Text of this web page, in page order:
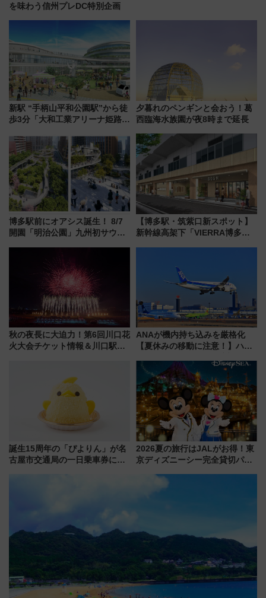
を味わう信州プレDC特別企画
新駅 “手柄山平和公園駅”から徒
歩3分「大和工業アリーナ姫路」
大相撲巡業など 豪華イベントと
アクセス
夕暮れのペンギンと会おう！葛
西臨海水族園が夜8時まで延長
博多駅前にオアシス誕生！ 8/7
開園「明治公園」九州初サウナ
はどう変わる？
【博多駅・筑紫口新スポット】
新幹線高架下「VIERRA博多テ
通り」も一新
秋の夜長に大迫力！第6回川口花
火大会チケット情報＆川口駅か
ANAが機内持ち込みを厳格化
【夏休みの移動に注意！】ハン
「身の回り品」新サイズ制限
(40×30×20cm)おさらい
誕生15周年の「ぴよりん」が名
古屋市交通局の一日乗車券に！
2026夏の旅行はJALがお得！東
京ディズニーシー完全貸切パー